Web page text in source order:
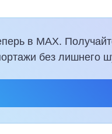
в MAX.
без лишнего